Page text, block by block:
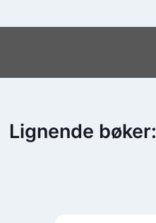
Lignende bøker: